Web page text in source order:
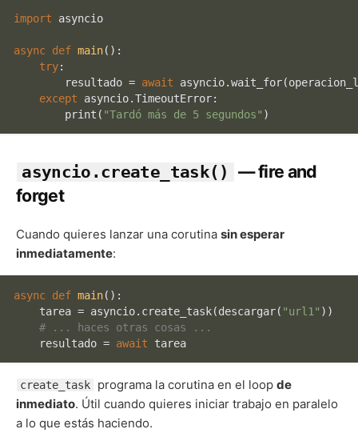
import asyncio
async def main():
try:
        resultado =
await
except asyncio.TimeoutError:
print ( "Tardó más de 5 segundos"
asyncio.create_task()
— fire and
forget
Cuando quieres lanzar una corutina sin esperar
inmediatamente:
async def main():
    tarea = asyncio.create_task(descargar(
"url1" ))
# ... haces otras cosas ...
    resultado =
await
create_task programa la corutina en el loopde
inmediato. Útil cuando quieres iniciar trabajo en paralelo
a lo que estás haciendo.